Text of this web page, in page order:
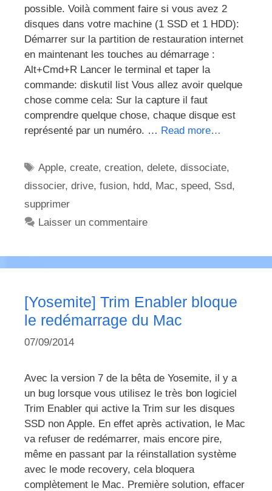
possible. Voilà comment faire si vous avez 2
disques dans votre machine (1 SSD et 1 HDD):
Démarrer sur la partition de restauration internet
en maintenant les touches au démarrage :
Alt+Cmd+R Lancer le terminal et taper la
commande: diskutil list Vous allez avoir quelque
chose comme cela: Sur la capture il faut
comprendre quelque chose, chaque disque est
représenté par un numéro. … Read more…
Étiquettes
Apple,create,creation,delete,dissociate,
dissocier, drive, fusion, hdd, Mac, speed, Ssd,
supprimer
Laisser un commentaire
[Yosemite] Trim Enabler bloque
le redémarrage du Mac
07/09/2014
Avec la version 7 de la bêta de Yosemite, il y a
un bug lorsque vous utilisez le très bon logiciel
Trim Enabler qui active la Trim sur les disques
SSD non Apple. En effet après activation, le Mac
va refuser de redémarrer, mais encore pire,
même en passant par la réinstallation système
avec le mode recovery, cela bloquera
complètement le Mac. Première solution, effacer